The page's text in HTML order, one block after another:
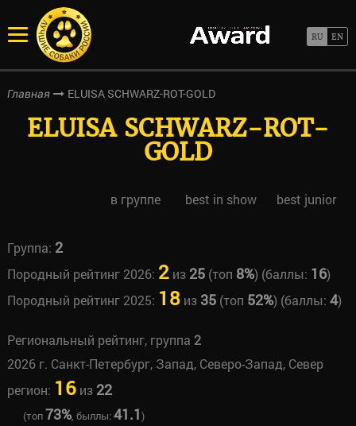
Главная ELUISA SCHWARZ-ROT-GOLD
ELUISA SCHWARZ-ROT-
GOLD
в группе best in show best junior
Группа: 2
Породный рейтинг 2026: 2из 25(топ 8%) (баллы: 16)
Породный рейтинг 2025: 18из 35(топ 52%) (баллы: 4)
Региональный рейтинг, группа 2
2026 г. Санкт-Петербург, Запад, Северо-Запад, Север
регион: 16из 22
(топ73%, быллы:41.1)